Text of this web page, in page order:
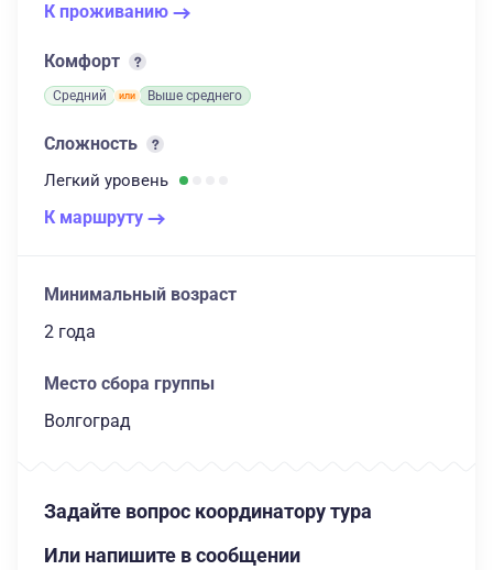
К проживанию
Комфорт
Средний Выше среднего
Сложность
Легкий уровень
К маршруту
Минимальный возраст
2 года
Место сбора группы
Волгоград
Задайте вопрос координатору тура
Или напишите в сообщении